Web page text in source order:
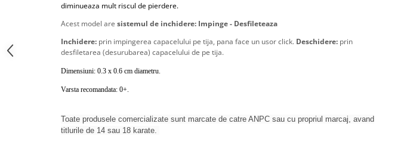
diminueaza mult riscul de pierdere.
Acest model are sistemul de inchidere: Impinge - Desfileteaza
Inchidere: prin impingerea capacelului pe tija, pana face un usor click. Deschidere: prin
desfiletarea (desurubarea) capacelului de pe tija.
Dimensiuni: 0.3 x 0.6 cm diametru.
Varsta recomandata: 0+.
Toate produsele comercializate sunt marcate de catre ANPC sau cu propriul marcaj, avand
titlurile de 14 sau 18 karate.